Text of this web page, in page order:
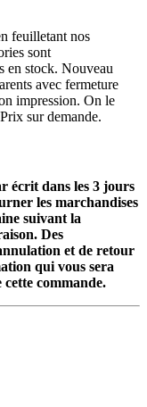
feuilletant nos
sont
en stock. Nouveau
avec fermeture
impression. On le
sur demande.
écrit dans les 3 jours
les marchandises
suivant la
Des
et de retour
qui vous sera
commande.